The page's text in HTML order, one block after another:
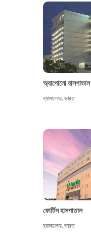
অ্যাপোলো হাসপাতাল
ব্যাঙ্গালোর,ভারত
ফোর্টিস হাসপাতাল
ব্যাঙ্গালোর,ভারত